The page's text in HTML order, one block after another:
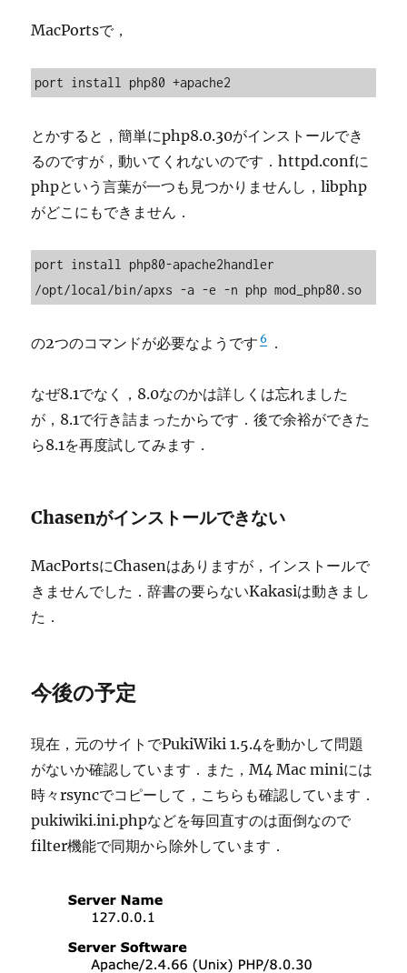
MacPortsで，
port install php80 +apache2
とかすると，簡単にphp8.0.30がインストールでき
るのですが，動いてくれないのです．httpd.confに
phpという言葉が一つも見つかりませんし，libphp
がどこにもできません．
port install php80-apache2handler
/opt/local/bin/apxs -a -e -n php mod_php80.so
の2つのコマンドが必要なようです 6 ．
なぜ8.1でなく，8.0なのかは詳しくは忘れました
が，8.1で行き詰まったからです．後で余裕ができた
ら8.1を再度試してみます．
Chasenがインストールできない
MacPortsにChasenはありますが，インストールで
きませんでした．辞書の要らないKakasiは動きまし
た．
今後の予定
現在，元のサイトでPukiWiki 1.5.4を動かして問題
がないか確認しています．また，M4 Mac miniには
時々rsyncでコピーして，こちらも確認しています．
pukiwiki.ini.phpなどを毎回直すのは面倒なので
filter機能で同期から除外しています．